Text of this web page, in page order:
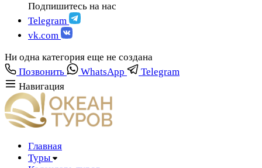
Подпишитесь на нас
Telegram
vk.com
Hи одна категория еще не создана
Позвонить
WhatsApp
Telegram
Навигация
Главная
Туры